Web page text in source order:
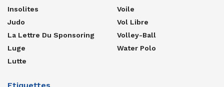
Insolites
Judo
La Lettre Du Sponsoring
Luge
Lutte
Voile
Vol Libre
Volley-Ball
Water Polo